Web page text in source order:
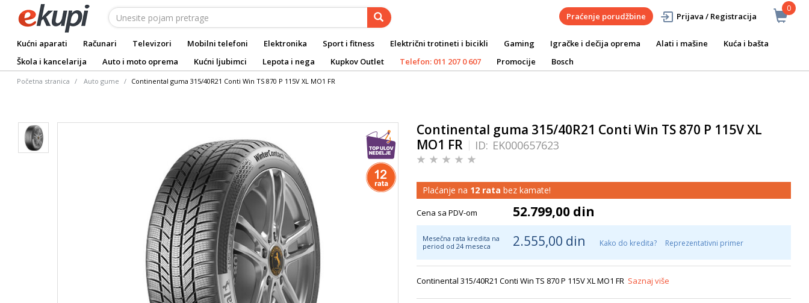
0
Praćenje porudžbine Prijava / Registracija
Kućni aparati Računari Televizori Mobilni telefoni Elektronika Sport i fitness Električni trotineti i bicikli Gaming Igračke i dečija oprema Alati i mašine
Kuća i bašta
Škola i kancelarija
Auto i moto oprema Kućni ljubimci Lepota i nega Kupkov Outlet Telefon: 011 207 0 607 Promocije Bosch
Početna stranica Auto gume Continental guma 315/40R21 Conti Win TS 870 P 115V XL MO1 FR
Continental guma 315/40R21 Conti Win TS 870 P 115V XL
MO1 FR
ID: EK000657623
Plaćanje na 12 rata bez kamate!
Cena sa PDV-om 52.799,00 din
Mesečna rata kredita na
period od 24 meseca
2.555,00 din Kako do kredita? Reprezentativni primer
Continental 315/40R21 Conti Win TS 870 P 115V XL MO1 FR Saznaj više